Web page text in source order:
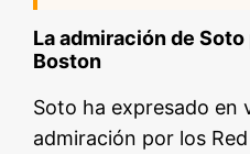
La admiración de
Boston
Soto ha expresado en
admiración por los